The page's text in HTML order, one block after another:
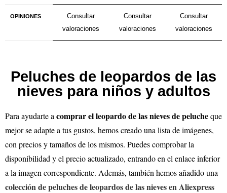
OPINIONES
Consultar
valoraciones
Consultar
valoraciones
Consultar
valoraciones
Peluches de leopardos de las
nieves para niños y adultos
Para ayudarte a comprar el leopardo de las nieves de pelucheque
mejor se adapte a tus gustos, hemos creado una lista de imágenes,
con precios y tamaños de los mismos. Puedes comprobar la
disponibilidad y el precio actualizado, entrando en el enlace inferior
a la imagen correspondiente. Además, también hemos añadido una
colección de peluches de leopardos de las nieves en Aliexpress